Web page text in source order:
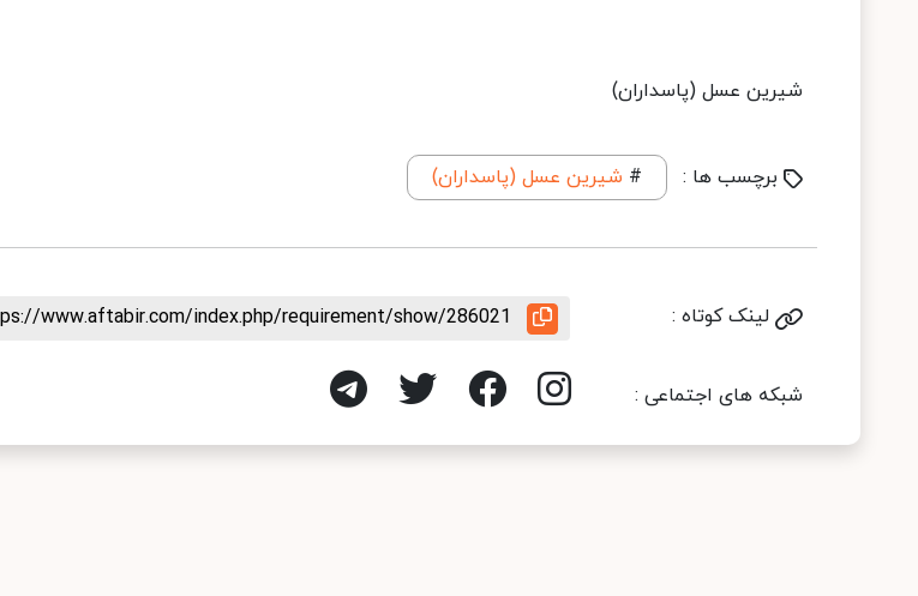
شیرین عسل (پاسداران)
برچسب ها : # شیرین عسل (پاسداران)
لینک کوتاه : www.aftabir.com/index.php/requirement/show/286021
شبکه های اجتماعی :